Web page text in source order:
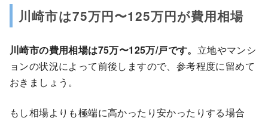
川崎市は75万円〜125万円が費用相場
川崎市の費用相場は75万〜125万/戸です。 立地やマンシ
ョンの状況によって前後しますので、参考程度に留めて
おきましょう。
もし相場よりも極端に高かったり安かったりする場合